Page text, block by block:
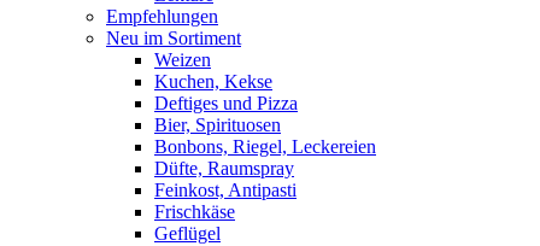
Empfehlungen
Neu im Sortiment
Weizen
Kuchen, Kekse
Deftiges und Pizza
Bier, Spirituosen
Bonbons, Riegel, Leckereien
Düfte, Raumspray
Feinkost, Antipasti
Frischkäse
Geflügel